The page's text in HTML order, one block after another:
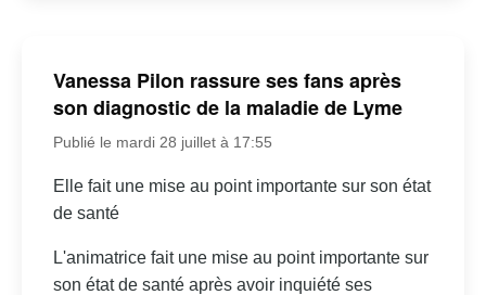
Vanessa Pilon rassure ses fans après
son diagnostic de la maladie de Lyme
Publié le mardi 28 juillet à 17:55
Elle fait une mise au point importante sur son état
de santé
L'animatrice fait une mise au point importante sur
son état de santé après avoir inquiété ses